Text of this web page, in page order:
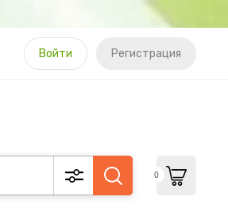
Войти Регистрация
0